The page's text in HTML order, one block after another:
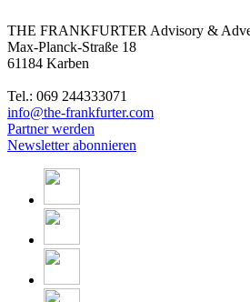
THE FRANKFURTER Advisory &
Max-Planck-Straße 18
61184 Karben
Tel.: 069 244333071
info@the-frankfurter.com
Partner werden
Newsletter abonnieren